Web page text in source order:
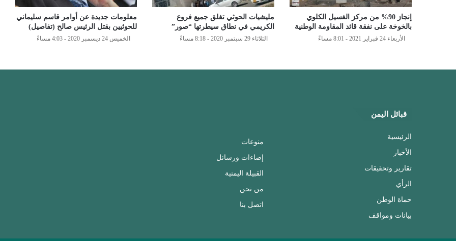
إنجاز 90% من مركز الغسيل الكلوي
بالخوخة على نفقة قائد المقاومة الوطنية
الأربعاء 24 فبراير 2021 - 8:01 مساءً
مليشيات الحوثي تغلق جميع فروع
الكريمي في نطاق سيطرتها “صور”
الثلاثاء 29 سبتمبر 2020 - 8:18 مساءً
معلومات جديدة عن أوامر قاسم سليماني
للحوثيين بقتل الرئيس صالح (تفاصيل)
الخميس 24 ديسمبر 2020 - 4:03 مساءً
قبائل اليمن
الرئيسية
الأخبار
تقارير وتحقيقات
الرأي
حماة الوطن
بيانات ومواقف
منوعات
إضاءات ورسائل
القبيلة اليمنية
من نحن
اتصل بنا